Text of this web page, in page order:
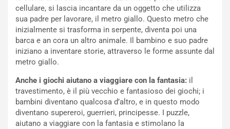
cellulare, si lascia incantare da un oggetto che utilizza
sua padre per lavorare, il metro giallo. Questo metro che
inizialmente si trasforma in serpente, diventa poi una
barca e an cora un altro animale. Il bambino e suo padre
iniziano a inventare storie, attraverso le forme assunte dal
metro giallo.
Anche i giochi aiutano a viaggiare con la fantasia: il
travestimento, è il più vecchio e fantasioso dei giochi; i
bambini diventano qualcosa d’altro, e in questo modo
diventano supereroi, guerrieri, principesse. I puzzle,
aiutano a viaggiare con la fantasia e stimolano la